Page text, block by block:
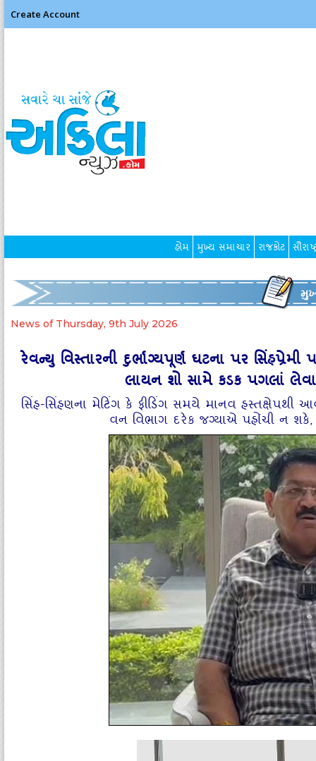
Create Account
હોમ મુખ્ય સમાચાર રાજકોટ
News of Thursday, 9th July 2026
રેવન્યુ વિસ્તારની દુર્ભાગ્યપૂર્ણ ઘટના પર
લાયન શો સામે કડક પગલાં
સિંહ-સિંહણના મેટિંગ કે ફીડિંગ સમયે માનવ
વન વિભાગ દરેક જગ્યાએ પહોંચી ન શકે,